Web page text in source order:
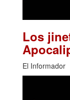
Los
El Informador